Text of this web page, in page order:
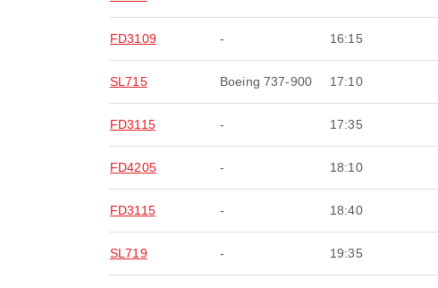
FD3109 - 16:15
SL715 Boeing 737-900 17:10
FD3115 - 17:35
FD4205 - 18:10
FD3115 - 18:40
SL719 - 19:35